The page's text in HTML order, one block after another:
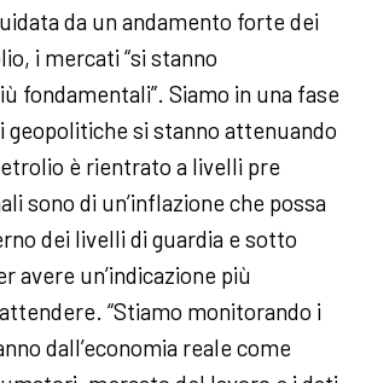
da un andamento forte dei
i mercati “si stanno
fondamentali”. Siamo in una fase
geopolitiche si stanno attenuando
è rientrato a livelli pre
sono di un’inflazione che possa
dei livelli di guardia e sotto
avere un’indicazione più
“Stiamo monitorando i
dall’economia reale come